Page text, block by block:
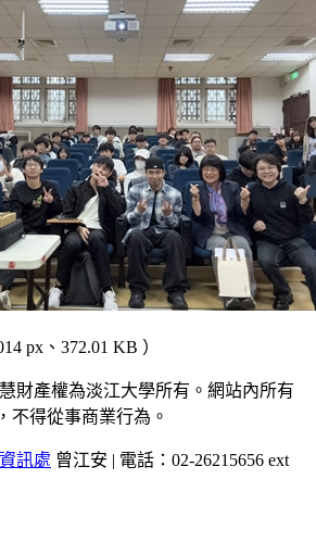
px、372.01 KB ）
財產權為淡江大學所有。網站內所有
不得從事商業行為。
資訊處 曾江安 | 電話：02-26215656 ext